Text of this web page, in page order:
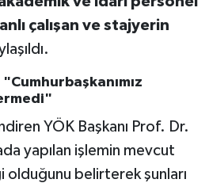
çalışan ve stajyerin
YÖK Başkanı Prof. Dr.
yapılan işlemin mevcut
olduğunu belirterek şunları